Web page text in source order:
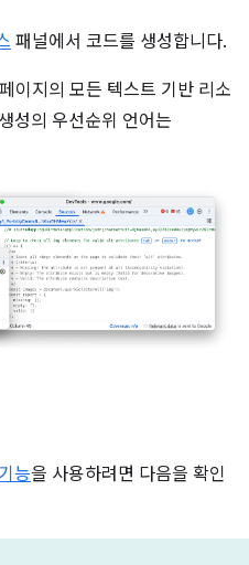
패널에서 코드를 생성합니다.
이지의 모든 텍스트 기반 리소
성의 우선순위 언어는
능을 사용하려면 다음을 확인